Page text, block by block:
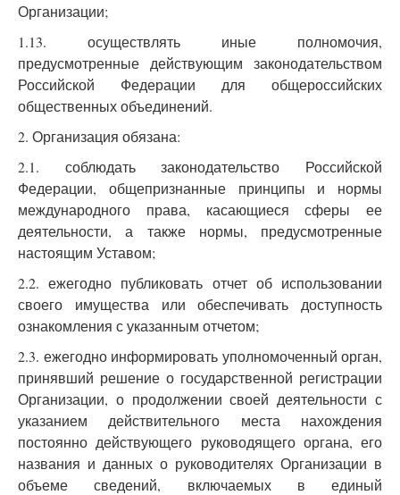
Организации;
1.13. осуществлять иные полномочия,
предусмотренные действующим законодательством
Российской Федерации для общероссийских
общественных объединений.
2. Организация обязана:
2.1. соблюдать законодательство Российской
Федерации, общепризнанные принципы и нормы
международного права, касающиеся сферы ее
деятельности, а также нормы, предусмотренные
настоящим Уставом;
2.2. ежегодно публиковать отчет об использовании
своего имущества или обеспечивать доступность
ознакомления с указанным отчетом;
2.3. ежегодно информировать уполномоченный орган,
принявший решение о государственной регистрации
Организации, о продолжении своей деятельности с
указанием действительного места нахождения
постоянно действующего руководящего органа, его
названия и данных о руководителях Организации в
объеме сведений, включаемых в единый